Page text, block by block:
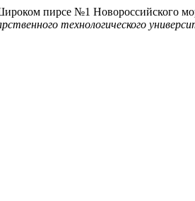
пирсе №1 Новороссийского
технологического